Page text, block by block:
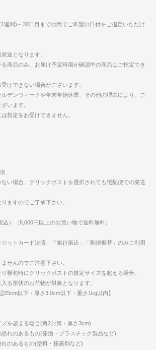
週間)～30日目までの間でご希望の日付をご指定いただけ
送となります。
商品のみ。お届け予定時期が確認中の商品はご指定でき
けできない場合がございます。
デンウィークや年末年始休業、その他の理由により、ご
います。
指定をお受けできません。
い場合、クリックポストを選択されても宅配便での発送
ますのでご了承下さい。
）（8,000円以上のお買い物で送料無料）
ジットカード決済」「銀行振込」「郵便振替」のみご利用
せんのでご注意下さい。
り梱包時にクリックポストの規定サイズを超える場合。
る形状のお荷物が対象となります。
以下・厚さ3.0cm以下・重さ1kg以内】
ズを超える場合(角2封筒・厚さ3cm)
恐れのあるもの(発泡・プラスチック製品など)
れのあるもの(塗料・接着剤など)